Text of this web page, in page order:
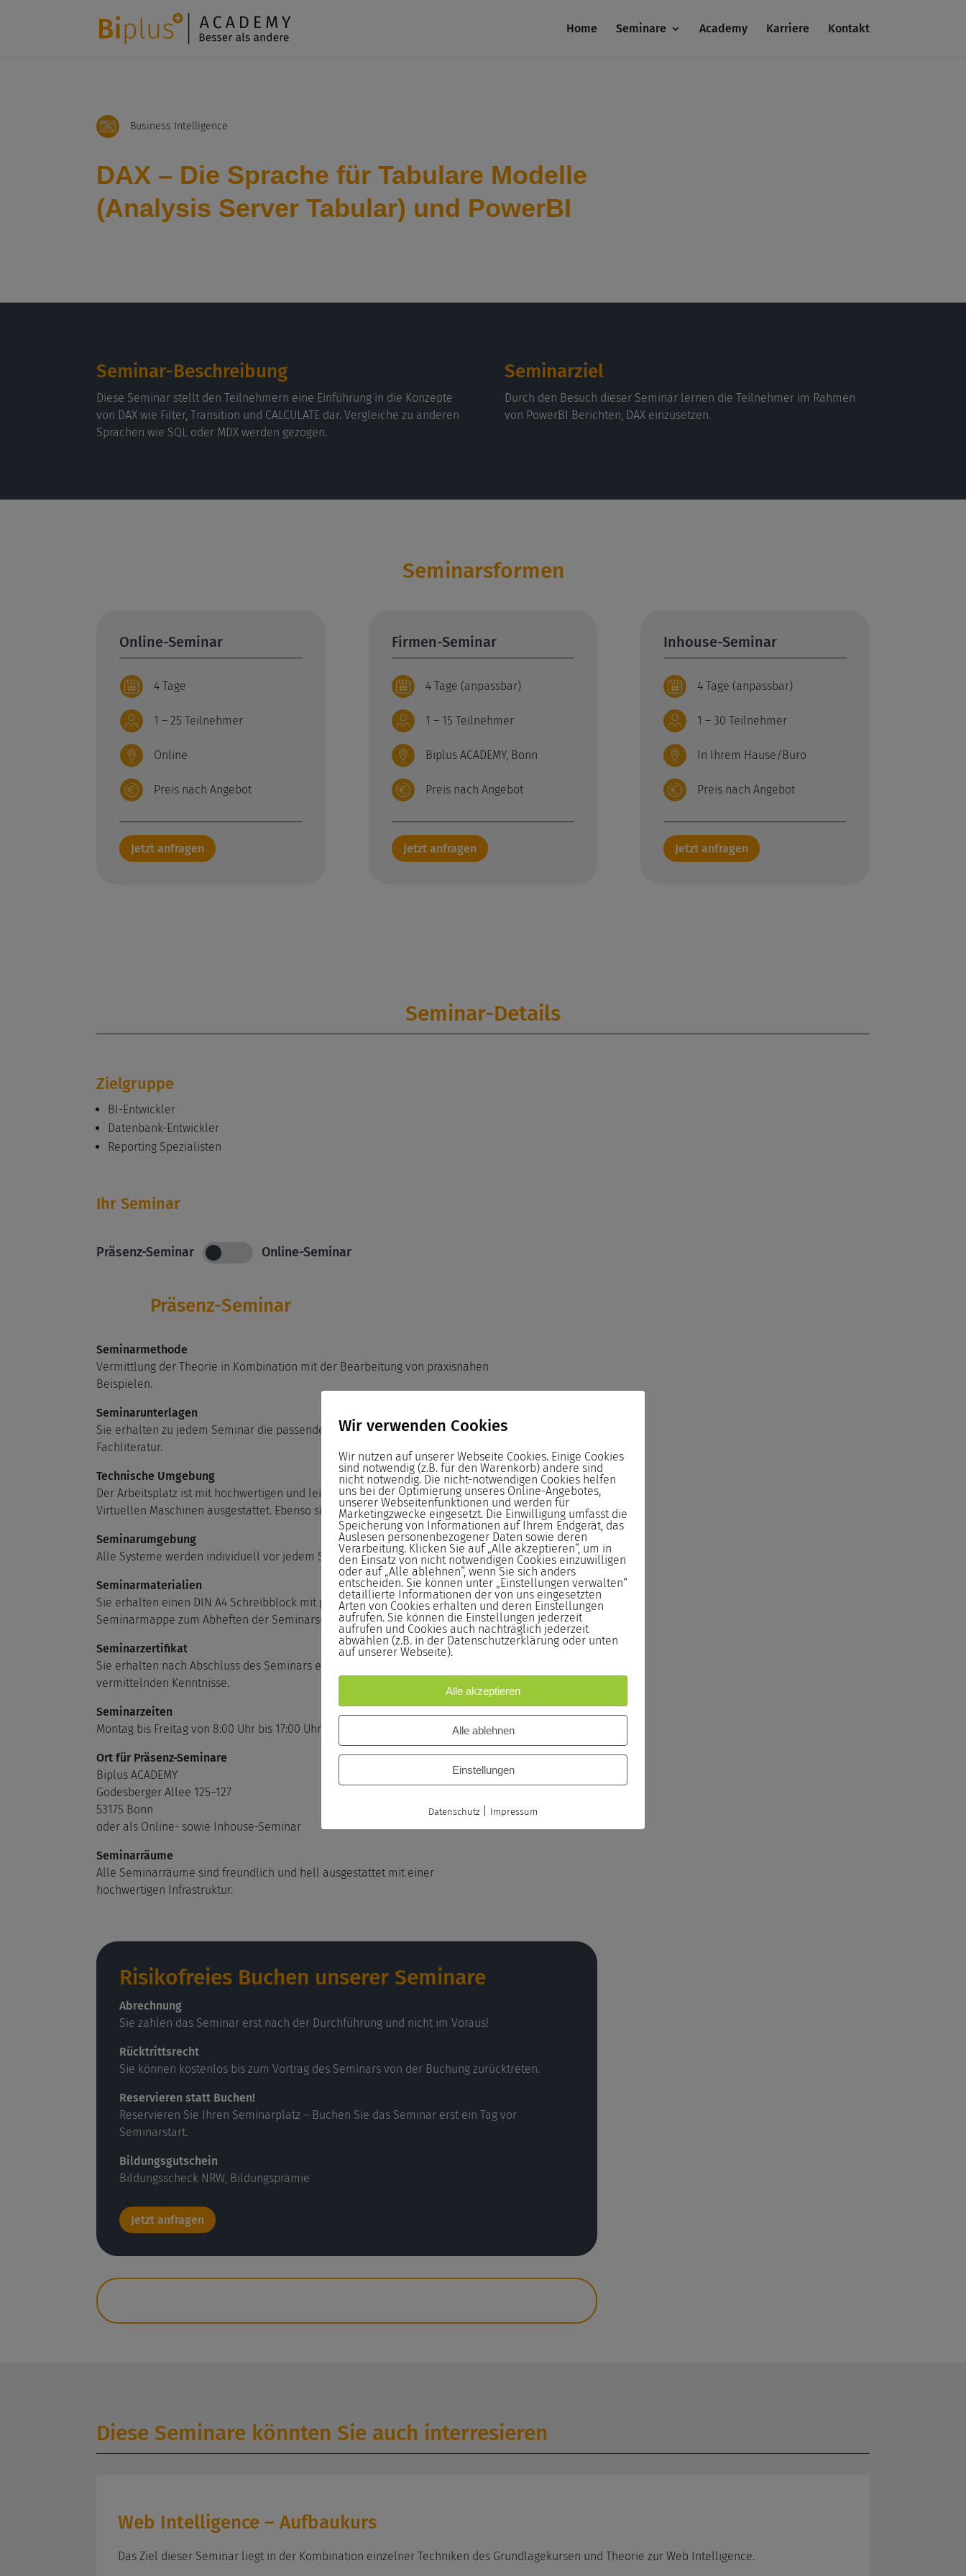
Home Seminare Academy Karriere Kontakt
Business Intelligence
DAX – Die Sprache für Tabulare Modelle
(Analysis Server Tabular) und PowerBI
Seminar-Beschreibung
Diese Seminar stellt den Teilnehmern eine Einführung in die Konzepte
von DAX wie Filter, Transition und CALCULATE dar. Vergleiche zu anderen
Sprachen wie SQL oder MDX werden gezogen.
Seminarziel
Durch den Besuch dieser Seminar lernen die Teilnehmer im Rahmen
von PowerBI Berichten, DAX einzusetzen.
Seminarsformen
Online-Seminar
4 Tage
1 – 25 Teilnehmer
Online
Preis nach Angebot
Jetzt anfragen
Firmen-Seminar
4 Tage (anpassbar)
1 – 15 Teilnehmer
Biplus ACADEMY, Bonn
Preis nach Angebot
Jetzt anfragen
Inhouse-Seminar
4 Tage (anpassbar)
1 – 30 Teilnehmer
In Ihrem Hause/Büro
Preis nach Angebot
Jetzt anfragen
Seminar-Details
Zielgruppe
BI-Entwickler
Datenbank-Entwickler
Reporting Spezialisten
Ihr Seminar
Präsenz-Seminar Online-Seminar
Präsenz-Seminar
Seminarmethode
Vermittlung der Theorie in Kombination mit der Bearbeitung von praxisnahen
Beispielen.
Seminarunterlagen
Sie erhalten zu jedem Seminar die passenden Unterlagen oder passende
Fachliteratur.
Technische Umgebung
Der Arbeitsplatz ist mit hochwertigen und leistungsstarken PCs sowie
Virtuellen Maschinen ausgestattet. Ebenso sind die Monitore Höhenverstellbar.
Seminarumgebung
Alle Systeme werden individuell vor jedem Seminar neu aufgesetzt.
Seminarmaterialien
Sie erhalten einen DIN A4 Schreibblock mit passenden Stiften sowie eine
Seminarmappe zum Abheften der Seminarsunterlagen.
Seminarzertifikat
Sie erhalten nach Abschluss des Seminars ein Seminarzertifikat inklusive der
vermittelnden Kenntnisse.
Seminarzeiten
Montag bis Freitag von 8:00 Uhr bis 17:00 Uhr
Ort für Präsenz-Seminare
Biplus ACADEMY
Godesberger Allee 125–127
53175 Bonn
oder als Online- sowie Inhouse-Seminar
Seminarräume
Alle Seminarräume sind freundlich und hell ausgestattet mit einer
hochwertigen Infrastruktur.
Risikofreies Buchen unserer Seminare
Abrechnung
Sie zahlen das Seminar erst nach der Durchführung und nicht im Voraus!
Rücktrittsrecht
Sie können kostenlos bis zum Vortrag des Seminars von der Buchung zurücktreten.
Reservieren statt Buchen!
Reservieren Sie Ihren Seminarplatz – Buchen Sie das Seminar erst ein Tag vor
Seminarstart.
Bildungsgutschein
Bildungsscheck NRW, Bildungsprämie
Jetzt anfragen
Diese Seminare könnten Sie auch interresieren
Web Intelligence – Aufbaukurs
Das Ziel dieser Seminar liegt in der Kombination einzelner Techniken des Grundlagekursen und Theorie zur Web Intelligence.
Wir verwenden Cookies
Wir nutzen auf unserer Webseite Cookies. Einige Cookies
sind notwendig (z.B. für den Warenkorb) andere sind
nicht notwendig. Die nicht-notwendigen Cookies helfen
uns bei der Optimierung unseres Online-Angebotes,
unserer Webseitenfunktionen und werden für
Marketingzwecke eingesetzt. Die Einwilligung umfasst die
Speicherung von Informationen auf Ihrem Endgerät, das
Auslesen personenbezogener Daten sowie deren
Verarbeitung. Klicken Sie auf „Alle akzeptieren“, um in
den Einsatz von nicht notwendigen Cookies einzuwilligen
oder auf „Alle ablehnen“, wenn Sie sich anders
entscheiden. Sie können unter „Einstellungen verwalten“
detaillierte Informationen der von uns eingesetzten
Arten von Cookies erhalten und deren Einstellungen
aufrufen. Sie können die Einstellungen jederzeit
aufrufen und Cookies auch nachträglich jederzeit
abwählen (z.B. in der Datenschutzerklärung oder unten
auf unserer Webseite).
Alle akzeptieren
Alle ablehnen
Einstellungen
Datenschutz Impressum